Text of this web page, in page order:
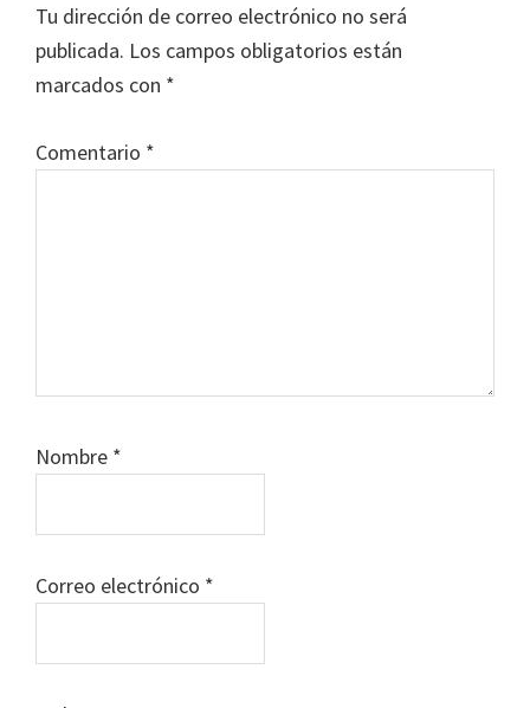
los
lectores
Tu dirección de correo electrónico no será
publicada. Los campos obligatorios están
marcados con *
Comentario *
Nombre *
Correo electrónico *